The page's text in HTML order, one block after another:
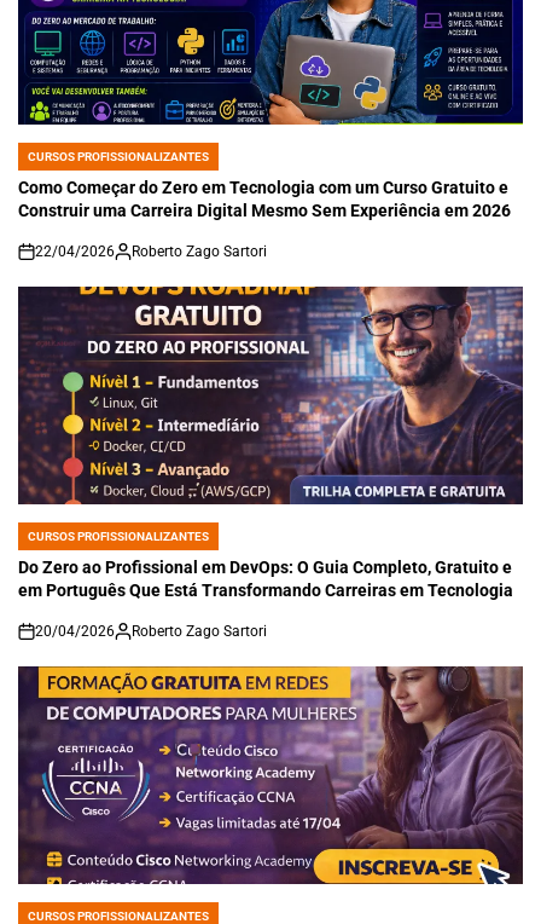
POSTED
IN
CURSOS PROFISSIONALIZANTES
Como Começar do Zero em Tecnologia com um Curso Gratuito e
Construir uma Carreira Digital Mesmo Sem Experiência em 2026
on
22/04/2026 Roberto Zago Sartori
POSTED
IN
CURSOS PROFISSIONALIZANTES
Do Zero ao Profissional em DevOps: O Guia Completo, Gratuito e
em Português Que Está Transformando Carreiras em Tecnologia
on
20/04/2026 Roberto Zago Sartori
CURSOS PROFISSIONALIZANTES